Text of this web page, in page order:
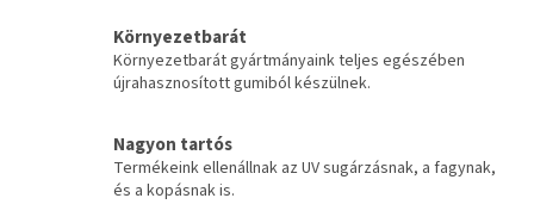
Környezetbarát
Környezetbarát gyártmányaink teljes egészében
újrahasznosított gumiból készülnek.
Nagyon tartós
Termékeink ellenállnak az UV sugárzásnak, a fagynak,
és a kopásnak is.